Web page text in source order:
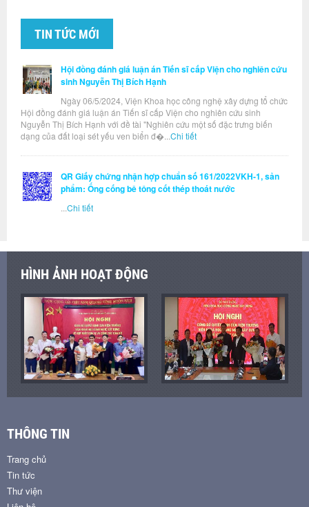
TIN TỨC MỚI
Hội đồng đánh giá luận án Tiến sĩ cấp Viện cho nghiên cứu
sinh Nguyễn Thị Bích Hạnh
Ngày 06/5/2024, Viện Khoa học công nghệ xây dựng tổ chức
Hội đồng đánh giá luận án Tiến sĩ cấp Viện cho nghiên cứu sinh
Nguyễn Thị Bích Hạnh với đề tài "Nghiên cứu một số đặc trưng biến
dạng của đất loại sét yếu ven biển đ�... Chi tiết
QR Giấy chứng nhận hợp chuẩn số 161/2022VKH-1, sản
phẩm: Ống cống bê tông cốt thép thoát nước
Chi tiết
HÌNH ẢNH HOẠT ĐỘNG
THÔNG TIN
Trang chủ
Tin tức
Thư viện